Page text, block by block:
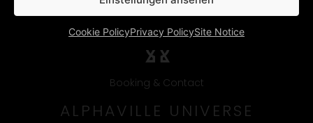
Cookie PolicyPrivacy PolicySite Notice
Booking & Contact
ALPHAVILLE UNIVERSE